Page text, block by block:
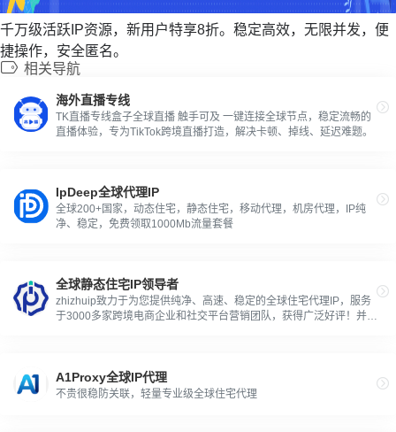
千万级活跃IP资源，新用户特享8折。稳定高效，无限并发，便
捷操作，安全匿名。
相关导航
海外直播专线
TK直播专线盒子全球直播 触手可及 一键连接全球节点，稳定流畅的
直播体验，专为TikTok跨境直播打造，解决卡顿、掉线、延迟难题。
IpDeep全球代理IP
全球200+国家，动态住宅，静态住宅，移动代理，机房代理，IP纯
净、稳定，免费领取1000Mb流量套餐
全球静态住宅IP领导者
zhizhuip致力于为您提供纯净、高速、稳定的全球住宅代理IP，服务
于3000多家跨境电商企业和社交平台营销团队，获得广泛好评！并有
A1Proxy全球IP代理
不贵很稳防关联，轻量专业级全球住宅代理